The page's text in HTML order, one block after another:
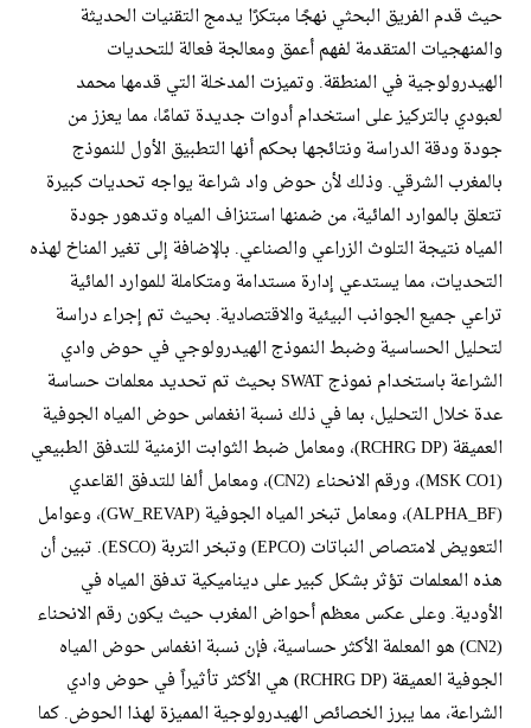
حيث قدم الفريق البحثي نهجًا مبتكرًا يدمج التقنيات الحديثة
والمنهجيات المتقدمة لفهم أعمق ومعالجة فعالة للتحديات
الهيدرولوجية في المنطقة. وتميزت المدخلة التي قدمها محمد
لعبودي بالتركيز على استخدام أدوات جديدة تمامًا، مما يعزز من
جودة ودقة الدراسة ونتائجها بحكم أنها التطبيق الأول للنموذج
بالمغرب الشرقي. وذلك لأن حوض واد شراعة يواجه تحديات كبيرة
تتعلق بالموارد المائية، من ضمنها استنزاف المياه وتدهور جودة
المياه نتيجة التلوث الزراعي والصناعي. بالإضافة إلى تغير المناخ لهذه
التحديات، مما يستدعي إدارة مستدامة ومتكاملة للموارد المائية
تراعي جميع الجوانب البيئية والاقتصادية. بحيث تم إجراء دراسة
لتحليل الحساسية وضبط النموذج الهيدرولوجي في حوض وادي
الشراعة باستخدام نموذج SWAT بحيث تم تحديد معلمات حساسة
عدة خلال التحليل، بما في ذلك نسبة انغماس حوض المياه الجوفية
العميقة (RCHRG DP)، ومعامل ضبط الثوابت الزمنية للتدفق الطبيعي
(MSK CO1)، ورقم الانحناء (CN2)، ومعامل ألفا للتدفق القاعدي
(ALPHA_BF)، ومعامل تبخر المياه الجوفية (GW_REVAP)، وعوامل
التعويض لامتصاص النباتات (EPCO) وتبخر التربة (ESCO). تبين أن
هذه المعلمات تؤثر بشكل كبير على ديناميكية تدفق المياه في
الأودية. وعلى عكس معظم أحواض المغرب حيث يكون رقم الانحناء
(CN2) هو المعلمة الأكثر حساسية، فإن نسبة انغماس حوض المياه
الجوفية العميقة (RCHRG DP) هي الأكثر تأثيراً في حوض وادي
الشراعة، مما يبرز الخصائص الهيدرولوجية المميزة لهذا الحوض. كما